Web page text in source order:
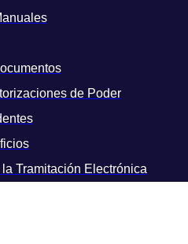
de Poder
Tramitación Electrónica